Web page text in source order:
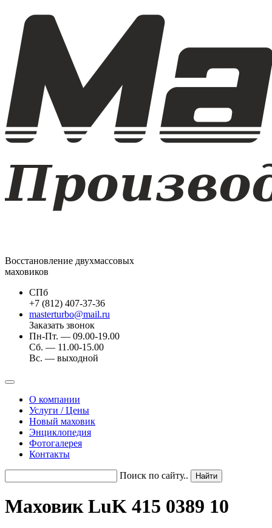
Восстановление двухмассовых
маховиков
СПб
+7 (812) 407-37-36
masterturbo@mail.ru
Заказать звонок
Пн-Пт. — 09.00-19.00
Сб. — 11.00-15.00
Вс. — выходной
О компании
Услуги / Цены
Новый маховик
Энциклопедия
Фотогалерея
Контакты
Поиск по сайту..
Маховик LuK 415 0389 10